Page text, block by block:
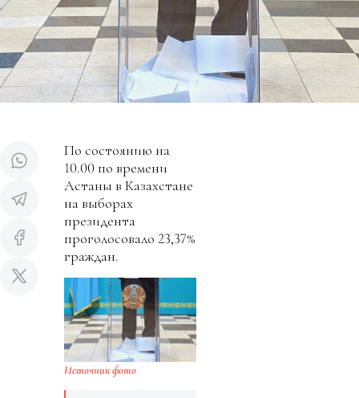
По состоянию на
10.00 по времени
Астаны в Казахстане
на выборах
президента
проголосовало 23,37%
граждан.
Источник фото